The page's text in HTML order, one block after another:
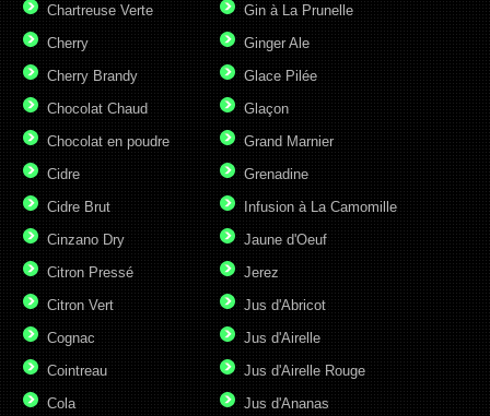
Chartreuse Verte
Cherry
Cherry Brandy
Chocolat Chaud
Chocolat en poudre
Cidre
Cidre Brut
Cinzano Dry
Citron Pressé
Citron Vert
Cognac
Cointreau
Cola
Gin à La Prunelle
Ginger Ale
Glace Pilée
Glaçon
Grand Marnier
Grenadine
Infusion à La Camomille
Jaune d'Oeuf
Jerez
Jus d'Abricot
Jus d'Airelle
Jus d'Airelle Rouge
Jus d'Ananas